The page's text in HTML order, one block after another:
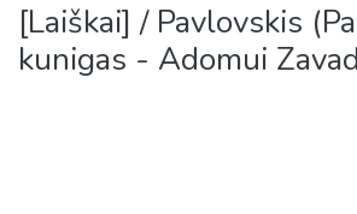
[Laiškai] / Pavlovskis
kunigas - Adomui